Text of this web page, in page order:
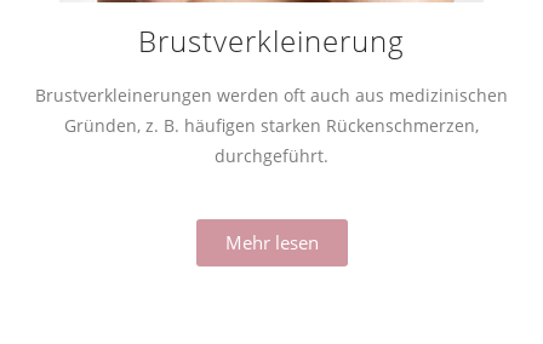
Brustverkleinerung
Brustverkleinerungen werden oft auch aus medizinischen
Gründen, z. B. häufigen starken Rückenschmerzen,
durchgeführt.
Mehr lesen